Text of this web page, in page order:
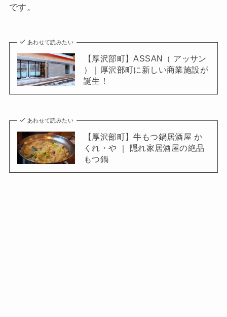
です。
あわせて読みたい
【厚沢部町】ASSAN（ アッサン
）｜厚沢部町に新しい商業施設が
誕生！
あわせて読みたい
【厚沢部町】牛もつ鍋居酒屋 か
くれ・や ｜ 隠れ家居酒屋の絶品
もつ鍋